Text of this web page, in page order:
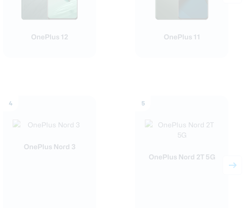
OnePlus 12 OnePlus 11
4
OnePlus Nord 3
5
OnePlus Nord 2T 5G